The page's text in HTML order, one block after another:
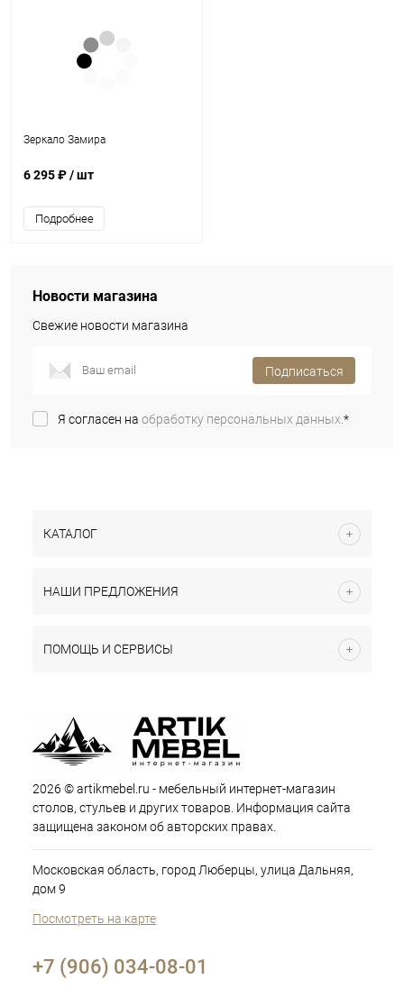
Зеркало Замира
6 295 ₽/ шт
Подробнее
Новости магазина
Свежие новости магазина
Подписаться
Я согласен на обработку персональных данных.*
КАТАЛОГ
НАШИ ПРЕДЛОЖЕНИЯ
ПОМОЩЬ И СЕРВИСЫ
2026 © artikmebel.ru - мебельный интернет-магазин
столов, стульев и других товаров. Информация сайта
защищена законом об авторских правах.
Московская область, город Люберцы, улица Дальняя,
дом 9
Посмотреть на карте
+7 (906) 034-08-01